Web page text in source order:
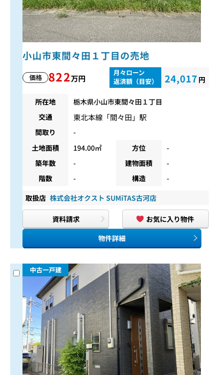
小山市東間々田１丁目の売地
価格 822万円
月々ローン
返済額（目安）
24,017 円
所在地
栃木県小山市東間々田１丁目
交通
東北本線 「間々田 」駅
間取り
-
土地面積
194.00㎡ 方位
-
築年数
- 建物面積
-
階数
- 構造 -
取扱店 株式会社オクスト SUMiTAS古河店
資料請求
お気に入り物件
物件詳細
中古一戸建